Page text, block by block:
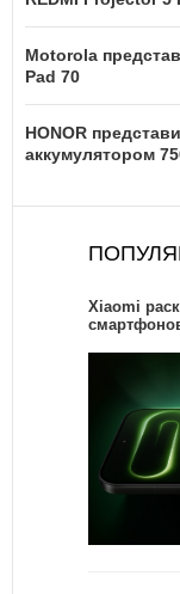
Motorola
Pad 70
HONOR
аккумулятором
Xiaomi